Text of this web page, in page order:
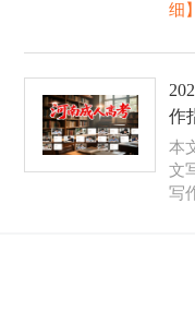
细】
作
本
文
写